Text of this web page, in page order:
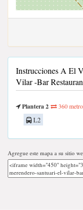
Instrucciones A El
Vilar -Bar
Plantera 2 360
L2
Agregue este mapa a su sitio